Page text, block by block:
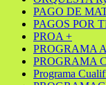
PAGO DE
PAGOS POR
PROA +
PROGRAMA
PROGRAMA
Programa